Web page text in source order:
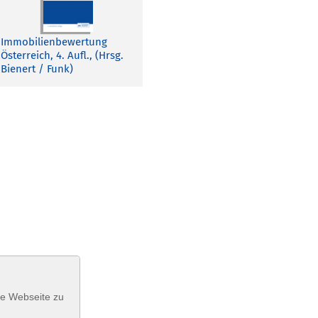
Immobilienbewertung
Österreich, 4. Aufl., (Hrsg.
Bienert / Funk)
Webseite zu